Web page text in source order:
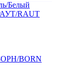
Белый
RAUT
BORN